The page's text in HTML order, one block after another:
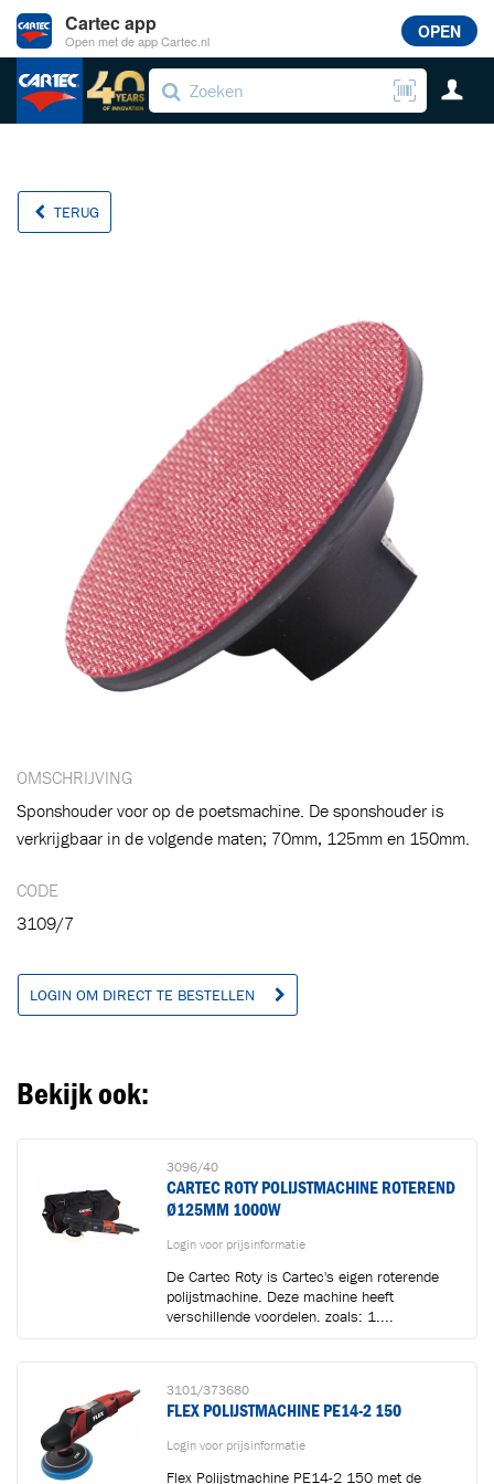
TERUG
OMSCHRIJVING
Sponshouder voor op de poetsmachine. De sponshouder is
verkrijgbaar in de volgende maten; 70mm, 125mm en 150mm.
CODE
3109/7
LOGIN OM DIRECT TE BESTELLEN
Bekijk ook:
3096/40
CARTEC ROTY POLIJSTMACHINE ROTEREND
Ø125MM 1000W
Login voor prijsinformatie
De Cartec Roty is Cartec's eigen roterende
polijstmachine. Deze machine heeft
verschillende voordelen, zoals: 1....
3101/373680
FLEX POLIJSTMACHINE PE14-2 150
Login voor prijsinformatie
Flex Polijstmachine PE14-2 150 met de
Toegevoegd aan winkelwagen
VERDER WINKELEN
Cartec app
Open met de app Cartec.nl OPEN